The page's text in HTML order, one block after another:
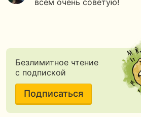
всем очень советую!
Безлимитное чтение
с подпиской
Подписаться